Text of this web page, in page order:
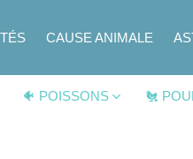
CAUSE ANIMALE
🐠 POISSONS 🐔